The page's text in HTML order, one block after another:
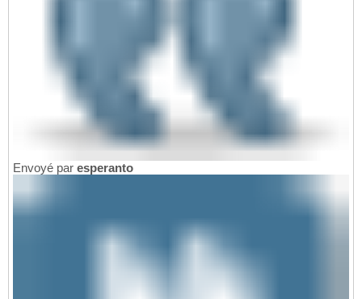
Envoyé par esperanto